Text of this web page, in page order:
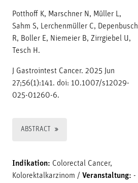
Potthoff K, Marschner N, Müller L,
Sahm S, Lerchenmüller C, Depenbusch
R, Boller E, Niemeier B, Zirrgiebel U,
Tesch H.
J Gastrointest Cancer. 2025 Jun
27;56(1):141. doi: 10.1007/s12029-
025-01260-6.
ABSTRACT
Indikation: Colorectal Cancer,
Kolorektalkarzinom / Veranstaltung: -